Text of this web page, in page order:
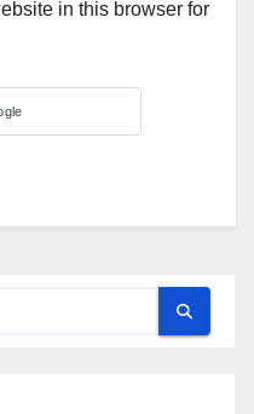
in this browser for